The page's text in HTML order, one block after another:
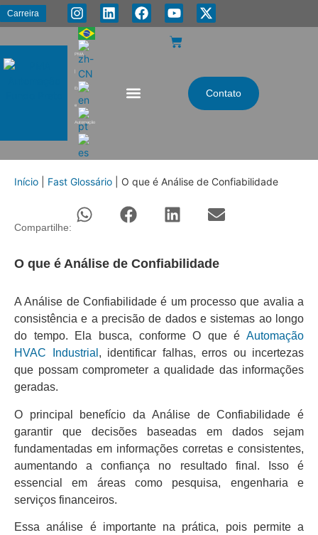
Carreira
PMA
|
Energia
e
Automação
Contato
Início Fast Glossário O que é Análise de Confiabilidade
Compartilhe:
O que é Análise de Confiabilidade
A Análise de Confiabilidade é um processo que avalia a
consistência e a precisão de dados e sistemas ao longo
do tempo. Ela busca, conforme O que é Automação
HVAC Industrial , identificar falhas, erros ou incertezas
que possam comprometer a qualidade das informações
geradas.
O principal benefício da Análise de Confiabilidade é
garantir que decisões baseadas em dados sejam
fundamentadas em informações corretas e consistentes,
aumentando a confiança no resultado final. Isso é
essencial em áreas como pesquisa, engenharia e
serviços financeiros.
Essa análise é importante na prática, pois permite a